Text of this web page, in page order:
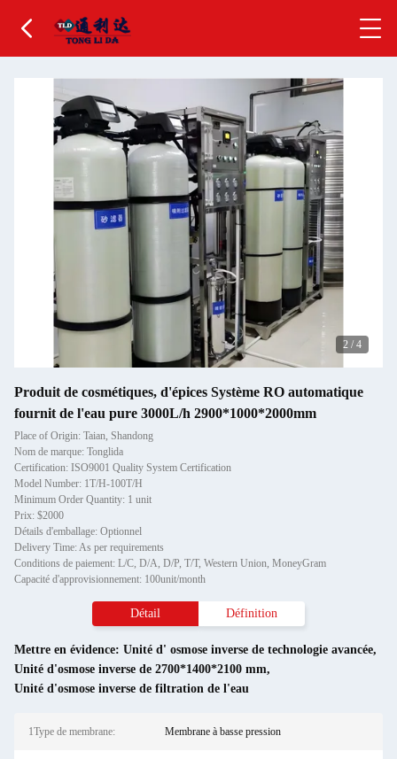
2 / 4
Produit de cosmétiques, d'épices Système RO automatique
fournit de l'eau pure 3000L/h 2900*1000*2000mm
Place of Origin: Taian, Shandong
Nom de marque: Tonglida
Certification: ISO9001 Quality System Certification
Model Number: 1T/H-100T/H
Minimum Order Quantity: 1 unit
Prix: $2000
Détails d'emballage: Optionnel
Delivery Time: As per requirements
Conditions de paiement: L/C, D/A, D/P, T/T, Western Union, MoneyGram
Capacité d'approvisionnement: 100unit/month
Détail Définition
Mettre en évidence: Unité d' osmose inverse de technologie avancée,
Unité d'osmose inverse de 2700*1400*2100 mm,
Unité d'osmose inverse de filtration de l'eau
1Type de membrane: Membrane à basse pression